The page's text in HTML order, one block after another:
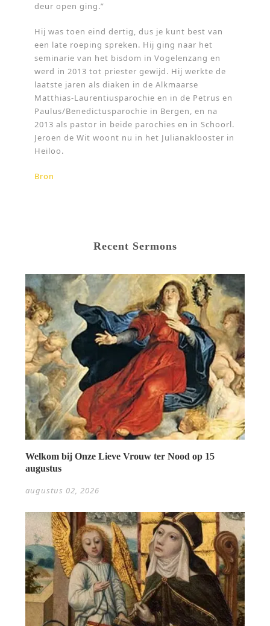
deur open ging.”
Hij was toen eind dertig, dus je kunt best van
een late roeping spreken. Hij ging naar het
seminarie van het bisdom in Vogelenzang en
werd in 2013 tot priester gewijd. Hij werkte de
laatste jaren als diaken in de Alkmaarse
Matthias-Laurentiusparochie en in de Petrus en
Paulus/Benedictusparochie in Bergen, en na
2013 als pastor in beide parochies en in Schoorl.
Jeroen de Wit woont nu in het Julianaklooster in
Heiloo.
Bron
Recent Sermons
Welkom bij Onze Lieve Vrouw ter Nood op 15
augustus
augustus 02, 2026